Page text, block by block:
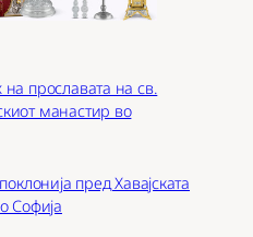
на прославата на св.
манастир во
пред Хавајската
Софија